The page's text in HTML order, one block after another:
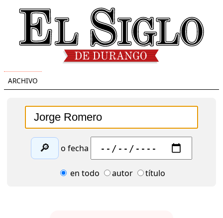
ARCHIVO
🔎 o fecha
en todo autor título